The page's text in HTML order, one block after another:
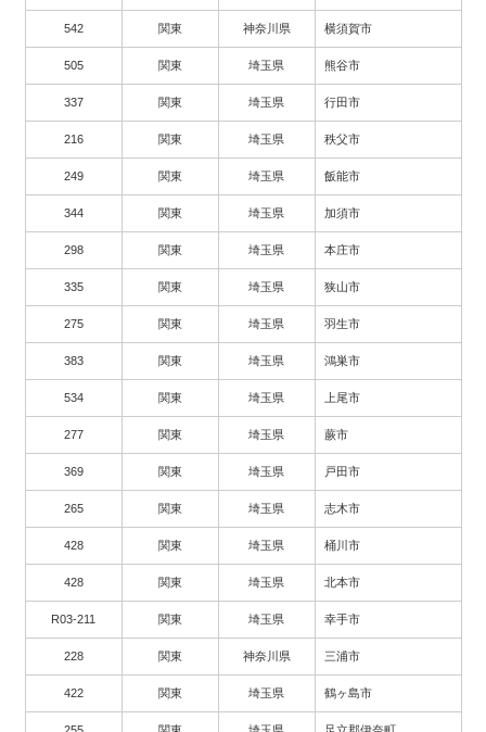
542 関東 神奈川県 横須賀市
505 関東 埼玉県 熊谷市
337 関東 埼玉県 行田市
216 関東 埼玉県 秩父市
249 関東 埼玉県 飯能市
344 関東 埼玉県 加須市
298 関東 埼玉県 本庄市
335 関東 埼玉県 狭山市
275 関東 埼玉県 羽生市
383 関東 埼玉県 鴻巣市
534 関東 埼玉県 上尾市
277 関東 埼玉県 蕨市
369 関東 埼玉県 戸田市
265 関東 埼玉県 志木市
428 関東 埼玉県 桶川市
428 関東 埼玉県 北本市
R03-211 関東 埼玉県 幸手市
228 関東 神奈川県 三浦市
422 関東 埼玉県 鶴ヶ島市